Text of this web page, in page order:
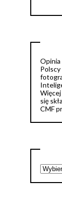
Opinia
Więcej
się
CMF